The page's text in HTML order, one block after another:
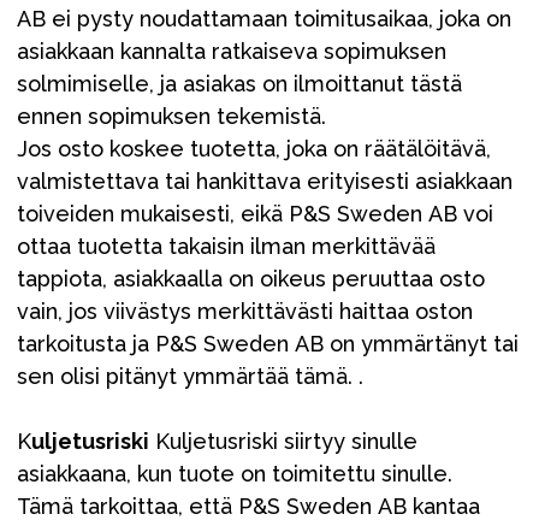
AB ei pysty noudattamaan toimitusaikaa, joka on
asiakkaan kannalta ratkaiseva sopimuksen
solmimiselle, ja asiakas on ilmoittanut tästä
ennen sopimuksen tekemistä.
Jos osto koskee tuotetta, joka on räätälöitävä,
valmistettava tai hankittava erityisesti asiakkaan
toiveiden mukaisesti, eikä P&S Sweden AB voi
ottaa tuotetta takaisin ilman merkittävää
tappiota, asiakkaalla on oikeus peruuttaa osto
vain, jos viivästys merkittävästi haittaa oston
tarkoitusta ja P&S Sweden AB on ymmärtänyt tai
sen olisi pitänyt ymmärtää tämä. .
Kuljetusriski Kuljetusriski siirtyy sinulle
asiakkaana, kun tuote on toimitettu sinulle.
Tämä tarkoittaa, että P&S Sweden AB kantaa